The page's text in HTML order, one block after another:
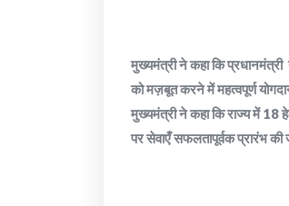
मुख्यमंत्री ने कहा कि प्रधानमंत्री
को मज़बूत करने में महत्वपूर्ण
मुख्यमंत्री ने कहा कि राज्य में 18
पर सेवाएँ सफलतापूर्वक प्रारंभ की